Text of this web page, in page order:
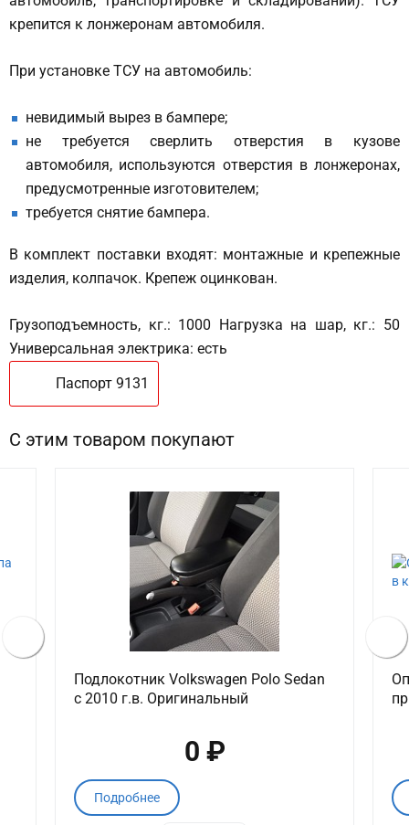
крепится к лонжеронам автомобиля.
При установке ТСУ на автомобиль:
невидимый вырез в бампере;
не требуется сверлить отверстия в кузове
автомобиля, используются отверстия в лонжеронах,
предусмотренные изготовителем;
требуется снятие бампера.
В комплект поставки входят: монтажные и крепежные
изделия, колпачок. Крепеж оцинкован.
Грузоподъемность, кг.: 1000 Нагрузка на шар, кг.: 50
Универсальная электрика: есть
Паспорт 9131
С этим товаром покупают
Подлокотник Volkswagen Polo Sedan
с 2010 г.в. Оригинальный
0 ₽
Подробнее